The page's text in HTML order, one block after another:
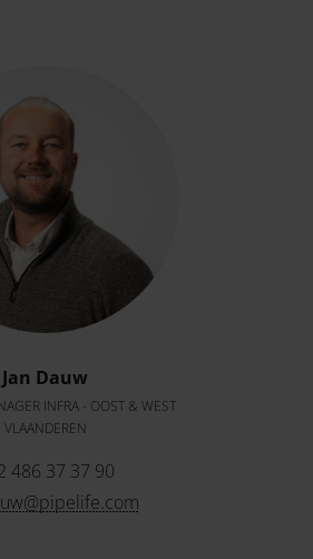
Jan Dauw
INFRA - OOST & WEST
VLAANDEREN
486 37 37 90